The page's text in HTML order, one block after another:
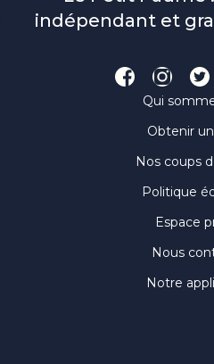
indépendant et
Qui
Obtenir
Nos coups
Politique
Espace
Nous
Notre